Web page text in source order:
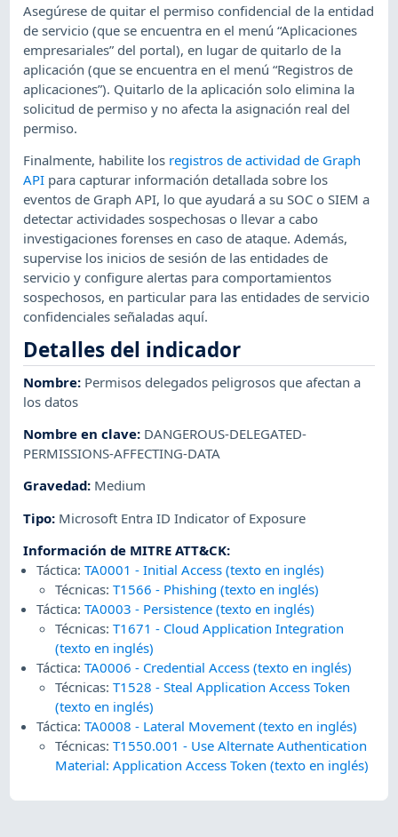
Asegúrese de quitar el permiso confidencial de la entidad
de servicio (que se encuentra en el menú “Aplicaciones
empresariales” del portal), en lugar de quitarlo de la
aplicación (que se encuentra en el menú “Registros de
aplicaciones”). Quitarlo de la aplicación solo elimina la
solicitud de permiso y no afecta la asignación real del
permiso.
Finalmente, habilite los registros de actividad de Graph
API para capturar información detallada sobre los
eventos de Graph API, lo que ayudará a su SOC o SIEM a
detectar actividades sospechosas o llevar a cabo
investigaciones forenses en caso de ataque. Además,
supervise los inicios de sesión de las entidades de
servicio y configure alertas para comportamientos
sospechosos, en particular para las entidades de servicio
confidenciales señaladas aquí.
Detalles del indicador
Nombre: Permisos delegados peligrosos que afectan a
los datos
Nombre en clave: DANGEROUS-DELEGATED-
PERMISSIONS-AFFECTING-DATA
Gravedad: Medium
Tipo: Microsoft Entra ID Indicator of Exposure
Información de MITRE ATT&CK:
Táctica: TA0001 - Initial Access (texto en inglés)
Técnicas:T1566 - Phishing (texto en inglés)
Táctica: TA0003 - Persistence (texto en inglés)
Técnicas:T1671 - Cloud Application Integration
(texto en inglés)
Táctica: TA0006 - Credential Access (texto en inglés)
Técnicas:T1528 -Steal Application Access Token
(texto en inglés)
Táctica: TA0008 - Lateral Movement (texto en inglés)
Técnicas:T1550.001 - Use Alternate Authentication
Material: Application Access Token (texto en inglés)